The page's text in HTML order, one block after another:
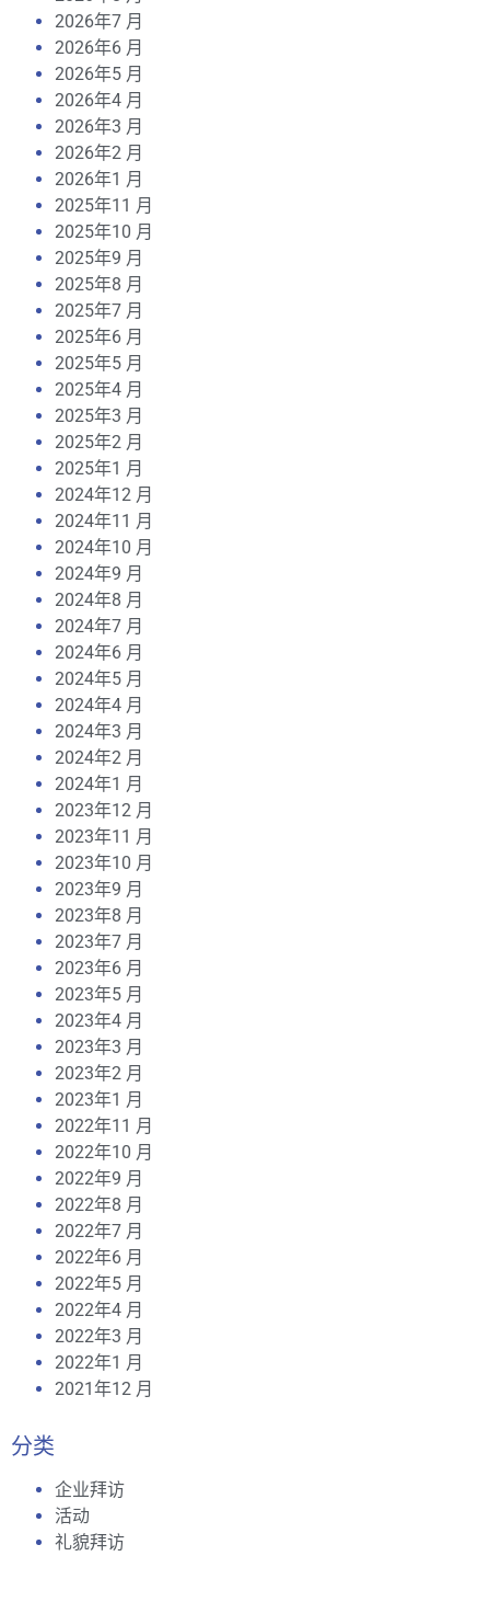
2026年7 月
2026年6 月
2026年5 月
2026年4 月
2026年3 月
2026年2 月
2026年1 月
2025年11 月
2025年10 月
2025年9 月
2025年8 月
2025年7 月
2025年6 月
2025年5 月
2025年4 月
2025年3 月
2025年2 月
2025年1 月
2024年12 月
2024年11 月
2024年10 月
2024年9 月
2024年8 月
2024年7 月
2024年6 月
2024年5 月
2024年4 月
2024年3 月
2024年2 月
2024年1 月
2023年12 月
2023年11 月
2023年10 月
2023年9 月
2023年8 月
2023年7 月
2023年6 月
2023年5 月
2023年4 月
2023年3 月
2023年2 月
2023年1 月
2022年11 月
2022年10 月
2022年9 月
2022年8 月
2022年7 月
2022年6 月
2022年5 月
2022年4 月
2022年3 月
2022年1 月
2021年12 月
分类
企业拜访
活动
礼貌拜访